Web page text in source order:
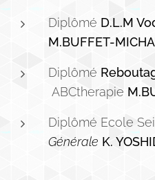
Diplômé D.L.M
M.BUFFET-
Diplômé
ABCtherapie
Diplômé Ecole
Générale K.